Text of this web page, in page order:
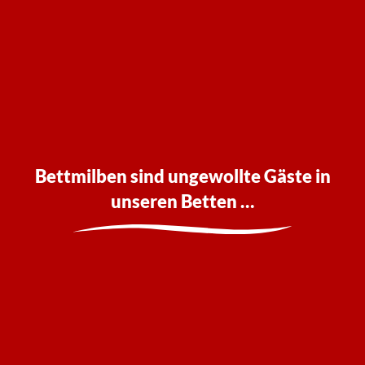
Bettmilben sind ungewollte Gäste in
unseren Betten …